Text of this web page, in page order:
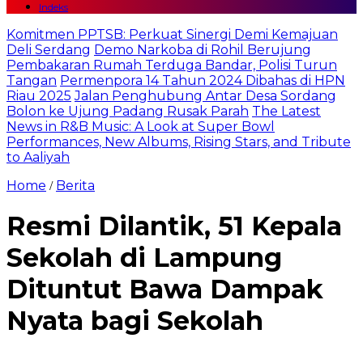
Indeks
Komitmen PPTSB: Perkuat Sinergi Demi Kemajuan
Deli Serdang Demo Narkoba di Rohil Berujung
Pembakaran Rumah Terduga Bandar, Polisi Turun
Tangan Permenpora 14 Tahun 2024 Dibahas di HPN
Riau 2025 Jalan Penghubung Antar Desa Sordang
Bolon ke Ujung Padang Rusak Parah The Latest
News in R&B Music: A Look at Super Bowl
Performances, New Albums, Rising Stars, and Tribute
to Aaliyah
Home / Berita
Resmi Dilantik, 51 Kepala
Sekolah di Lampung
Dituntut Bawa Dampak
Nyata bagi Sekolah